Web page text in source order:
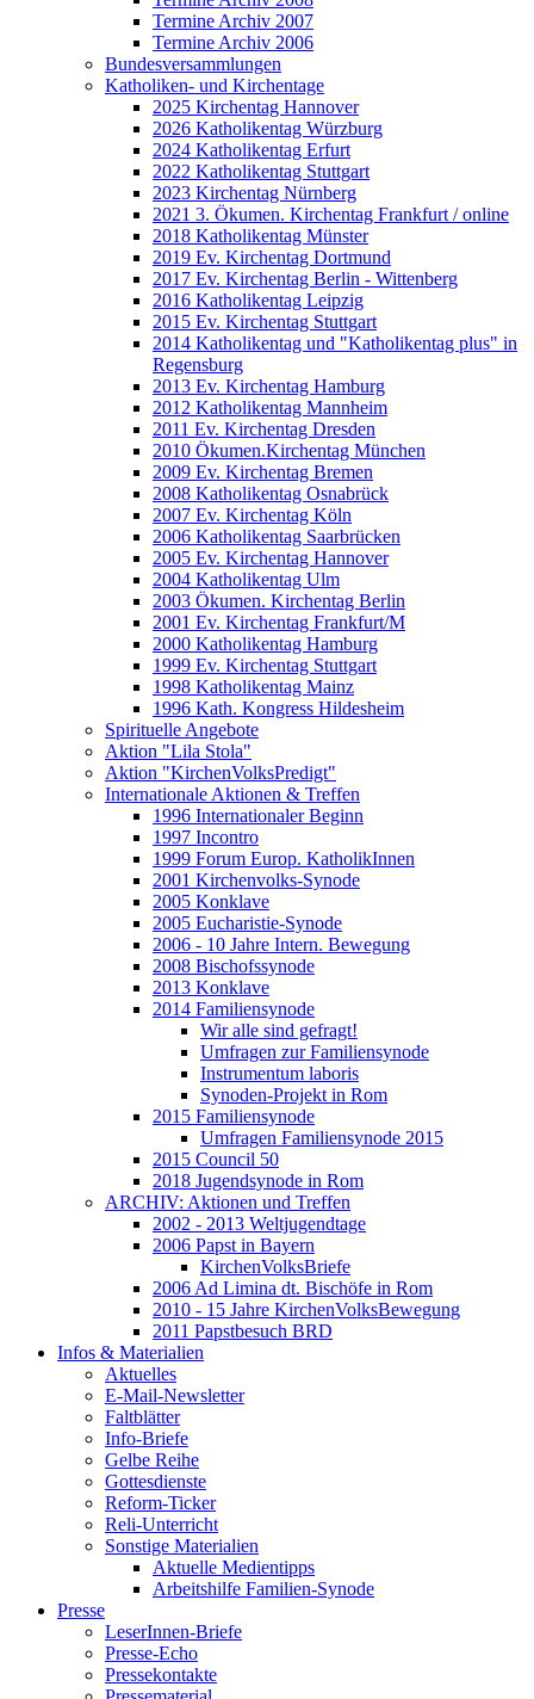
Termine Archiv 2007
Termine Archiv 2006
Bundesversammlungen
Katholiken- und Kirchentage
2025 Kirchentag Hannover
2026 Katholikentag Würzburg
2024 Katholikentag Erfurt
2022 Katholikentag Stuttgart
2023 Kirchentag Nürnberg
2021 3. Ökumen. Kirchentag Frankfurt / online
2018 Katholikentag Münster
2019 Ev. Kirchentag Dortmund
2017 Ev. Kirchentag Berlin - Wittenberg
2016 Katholikentag Leipzig
2015 Ev. Kirchentag Stuttgart
2014 Katholikentag und "Katholikentag plus" in
Regensburg
2013 Ev. Kirchentag Hamburg
2012 Katholikentag Mannheim
2011 Ev. Kirchentag Dresden
2010 Ökumen.Kirchentag München
2009 Ev. Kirchentag Bremen
2008 Katholikentag Osnabrück
2007 Ev. Kirchentag Köln
2006 Katholikentag Saarbrücken
2005 Ev. Kirchentag Hannover
2004 Katholikentag Ulm
2003 Ökumen. Kirchentag Berlin
2001 Ev. Kirchentag Frankfurt/M
2000 Katholikentag Hamburg
1999 Ev. Kirchentag Stuttgart
1998 Katholikentag Mainz
1996 Kath. Kongress Hildesheim
Spirituelle Angebote
Aktion "Lila Stola"
Aktion "KirchenVolksPredigt"
Internationale Aktionen & Treffen
1996 Internationaler Beginn
1997 Incontro
1999 Forum Europ. KatholikInnen
2001 Kirchenvolks-Synode
2005 Konklave
2005 Eucharistie-Synode
2006 - 10 Jahre Intern. Bewegung
2008 Bischofssynode
2013 Konklave
2014 Familiensynode
Wir alle sind gefragt!
Umfragen zur Familiensynode
Instrumentum laboris
Synoden-Projekt in Rom
2015 Familiensynode
Umfragen Familiensynode 2015
2015 Council 50
2018 Jugendsynode in Rom
ARCHIV: Aktionen und Treffen
2002 - 2013 Weltjugendtage
2006 Papst in Bayern
KirchenVolksBriefe
2006 Ad Limina dt. Bischöfe in Rom
2010 - 15 Jahre KirchenVolksBewegung
2011 Papstbesuch BRD
Infos & Materialien
Aktuelles
E-Mail-Newsletter
Faltblätter
Info-Briefe
Gelbe Reihe
Gottesdienste
Reform-Ticker
Reli-Unterricht
Sonstige Materialien
Aktuelle Medientipps
Arbeitshilfe Familien-Synode
Presse
LeserInnen-Briefe
Presse-Echo
Pressekontakte